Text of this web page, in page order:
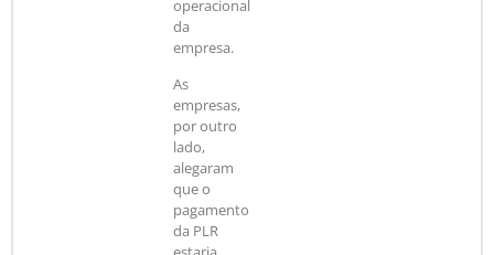
operacional
da
empresa.
As
empresas,
por outro
lado,
alegaram
que o
pagamento
da PLR